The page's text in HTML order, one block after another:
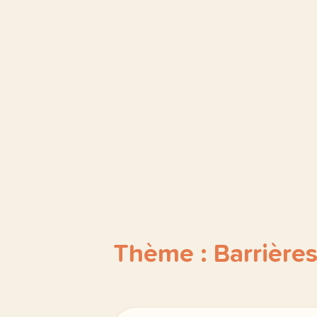
Thème : Barrières